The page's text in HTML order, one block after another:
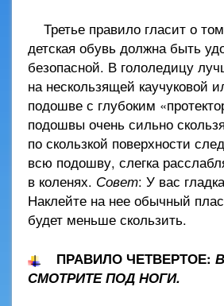
Третье правило гласит о
детская обувь должна быть
безопасной. В гололедицу
на нескользящей каучуковой
подошве с глубоким
подошвы очень сильно
по скользкой поверхности
всю подошву, слегка
в коленях. Совет: У вас
Наклейте на нее обычный
будет меньше скользить.
ПРАВИЛО ЧЕТВЕРТОЕ:
СМОТРИТЕ ПОД НОГИ.